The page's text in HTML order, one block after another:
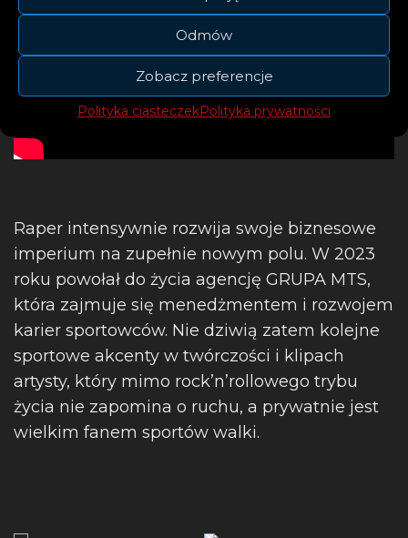
Odmów
Zobacz preferencje
Polityka ciasteczekPolityka prywatności
Raper intensywnie rozwija swoje biznesowe
imperium na zupełnie nowym polu. W 2023
roku powołał do życia agencję GRUPA MTS,
która zajmuje się menedżmentem i rozwojem
karier sportowców. Nie dziwią zatem kolejne
sportowe akcenty w twórczości i klipach
artysty, który mimo rock’n’rollowego trybu
życia nie zapomina o ruchu, a prywatnie jest
wielkim fanem sportów walki.